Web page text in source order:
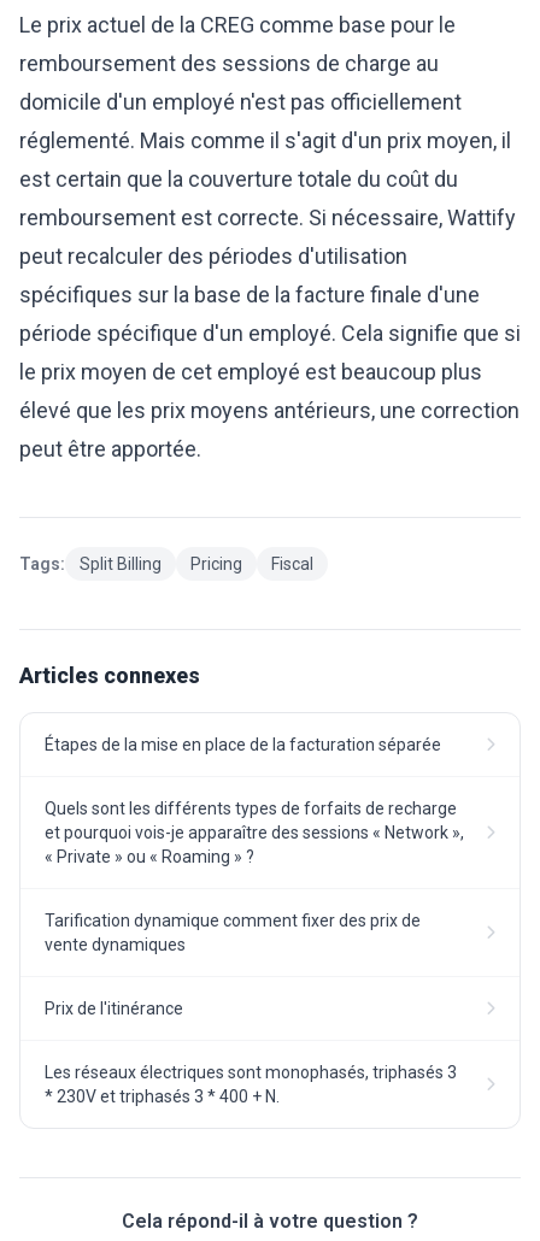
Le prix actuel de la CREG comme base pour le
remboursement des sessions de charge au
domicile d'un employé n'est pas officiellement
réglementé. Mais comme il s'agit d'un prix moyen, il
est certain que la couverture totale du coût du
remboursement est correcte. Si nécessaire, Wattify
peut recalculer des périodes d'utilisation
spécifiques sur la base de la facture finale d'une
période spécifique d'un employé. Cela signifie que si
le prix moyen de cet employé est beaucoup plus
élevé que les prix moyens antérieurs, une correction
peut être apportée.
Tags: Split Billing Pricing Fiscal
Articles connexes
Étapes de la mise en place de la facturation séparée
Quels sont les différents types de forfaits de recharge
et pourquoi vois-je apparaître des sessions « Network »,
« Private » ou « Roaming » ?
Tarification dynamique comment fixer des prix de
vente dynamiques
Prix de l'itinérance
Les réseaux électriques sont monophasés, triphasés 3
* 230V et triphasés 3 * 400 + N.
Cela répond-il à votre question ?